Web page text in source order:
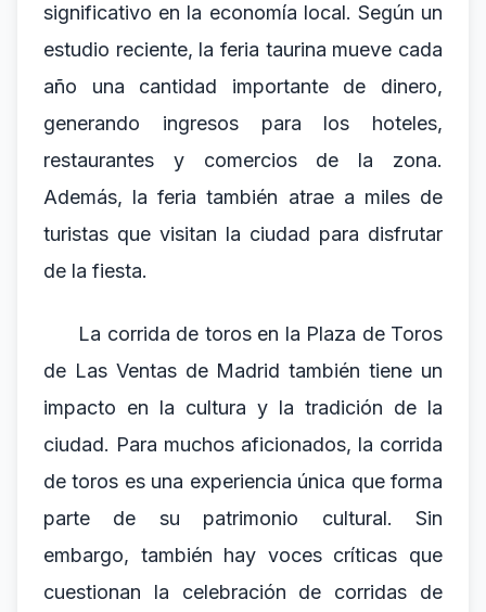
significativo en la economía local. Según un
estudio reciente, la feria taurina mueve cada
año una cantidad importante de dinero,
generando ingresos para los hoteles,
restaurantes y comercios de la zona.
Además, la feria también atrae a miles de
turistas que visitan la ciudad para disfrutar
de la fiesta.
La corrida de toros en la Plaza de Toros
de Las Ventas de Madrid también tiene un
impacto en la cultura y la tradición de la
ciudad. Para muchos aficionados, la corrida
de toros es una experiencia única que forma
parte de su patrimonio cultural. Sin
embargo, también hay voces críticas que
cuestionan la celebración de corridas de